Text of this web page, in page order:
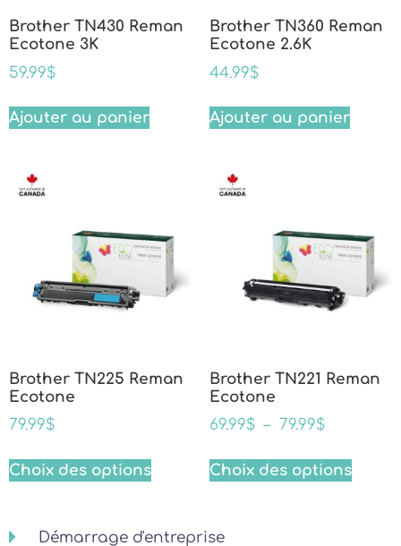
Brother TN430 Reman
Ecotone 3K
59.99$
Ajouter au panier
Brother TN360 Reman
Ecotone 2.6K
44.99$
Ajouter au panier
Brother TN225 Reman
Ecotone
79.99$
Choix des options
Brother TN221 Reman
Ecotone
69.99$ – 79.99$
Choix des options
Démarrage d'entreprise